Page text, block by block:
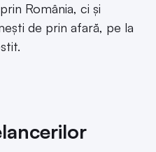
România, ci și
de prin afară, pe la